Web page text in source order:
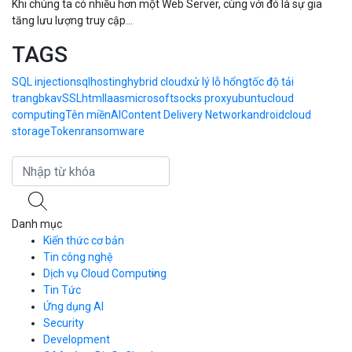
Khi chúng ta có nhiều hơn một Web Server, cùng với đó là sự gia
tăng lưu lượng truy cập...
TAGS
SQL injectionsql hostinghybrid cloudxử lý lỗ hổngtốc độ tải
trangbkavSSLhtml Iaasmicrosoftsocks proxyubuntucloud
computingTên miềnAI Content Delivery Networkandroidcloud
storageTokenransomware
Danh mục
Kiến thức cơ bản
Tin công nghệ
Dịch vụ Cloud Computing
Cloud Server
CDN
Load Balancer
Auto Scaling
Tin Tức
Ứng dụng AI
Security
Development